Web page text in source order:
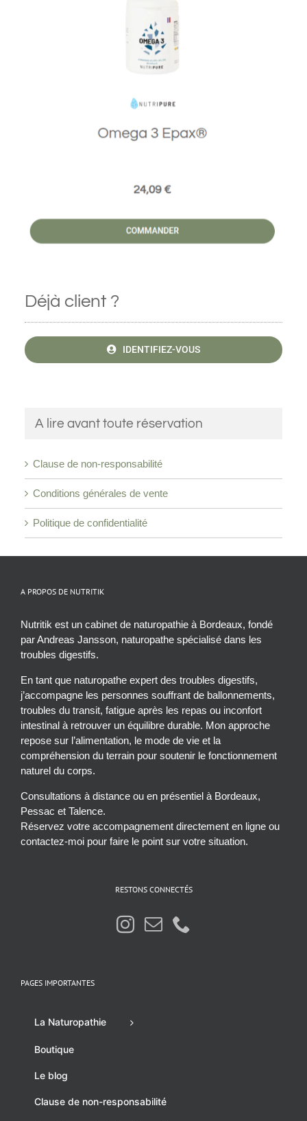
Déjà client ?
IDENTIFIEZ-VOUS
A lire avant toute réservation
Clause de non-responsabilité
Conditions générales de vente
Politique de confidentialité
A PROPOS DE NUTRITIK
Nutritik est un cabinet de naturopathie à Bordeaux, fondé
par Andreas Jansson, naturopathe spécialisé dans les
troubles digestifs.
En tant que naturopathe expert des troubles digestifs,
j’accompagne les personnes souffrant de ballonnements,
troubles du transit, fatigue après les repas ou inconfort
intestinal à retrouver un équilibre durable. Mon approche
repose sur l’alimentation, le mode de vie et la
compréhension du terrain pour soutenir le fonctionnement
naturel du corps.
Consultations à distance ou en présentiel à Bordeaux,
Pessac et Talence.
Réservez votre accompagnement directement en ligne ou
contactez-moi pour faire le point sur votre situation.
RESTONS CONNECTÉS
PAGES IMPORTANTES
La Naturopathie
Boutique
Le blog
Clause de non-responsabilité